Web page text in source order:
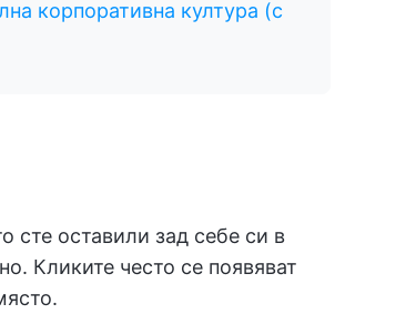
корпоративна култура (с
сте оставили зад себе си в
Кликите често се появяват